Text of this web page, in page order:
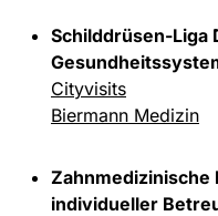
Schilddrüsen-Liga
Cityvisits
Biermann Medizin
Zahnmedizinische
individueller